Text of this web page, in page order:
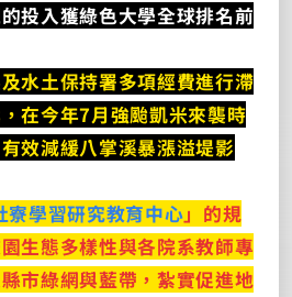
投入獲綠色大學全球排名前
水土保持署多項經費進行滯
在今年7月強颱凱米來襲時
效減緩八掌溪暴漲溢堤影
寮學習研究教育中心」的規
生態多樣性與各院系教師專
市綠網與藍帶，紮實促進地